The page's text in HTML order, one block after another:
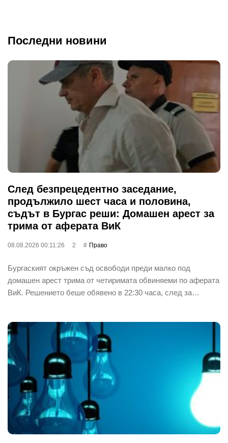
Последни новини
След безпрецедентно заседание,
продължило шест часа и половина,
съдът в Бургас реши: Домашен арест за
трима от аферата ВиК
08.08.2026 00:11:26 2 Право
Бургаският окръжен съд освободи преди малко под
домашен арест трима от четиримата обвиняеми по аферата
ВиК. Решението беше обявено в 22:30 часа, след за…